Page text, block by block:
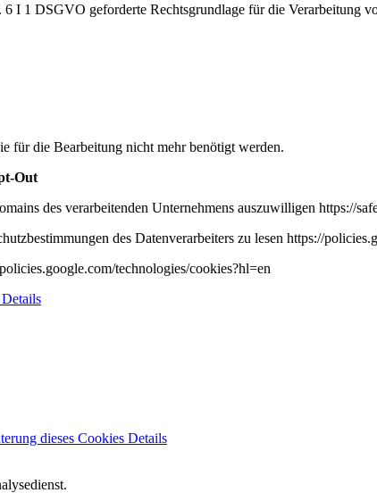
I 1 DSGVO geforderte Rechtsgrundlage für die Verarbeitung
für die Bearbeitung nicht mehr benötigt werden.
Out
des verarbeitenden Unternehmens auszuwilligen https://
des Datenverarbeiters zu lesen https://
technologies/cookies?hl=en
Details
dieses Cookies Details